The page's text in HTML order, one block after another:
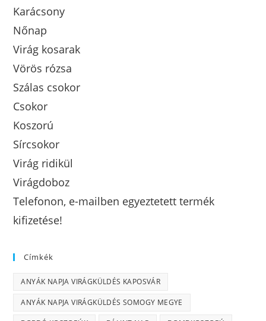
Karácsony
Nőnap
Virág kosarak
Vörös rózsa
Szálas csokor
Csokor
Koszorú
Sírcsokor
Virág ridikül
Virágdoboz
Telefonon, e-mailben egyeztetett termék
kifizetése!
Címkék
ANYÁK NAPJA VIRÁGKÜLDÉS KAPOSVÁR
ANYÁK NAPJA VIRÁGKÜLDÉS SOMOGY MEGYE